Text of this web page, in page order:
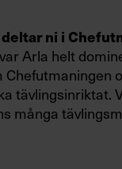
ni i
Arla helt
Chefutmaningen
tävlingsinriktat.
många